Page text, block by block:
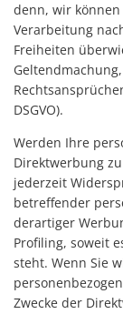
denn, wir
Verarbeitung
Freiheiten
DSGVO).
Werden Ihre
Direktwerbung
jederzeit
betreffender
derartiger
Profiling, soweit
steht. Wenn Sie
Zwecke der